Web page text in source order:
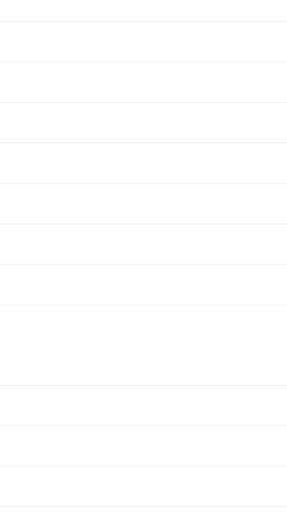
，以下简称为随行付）的IT系统
名员工，在全国设有28家分公司。
业移动金融服务，并且首创了行
随行付的收单业务已经覆盖了中
系统在初创时期全力向前奔跑，技
挑战。